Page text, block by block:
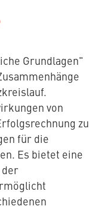
Grundlagen"
von
zu
für die
Es bietet eine